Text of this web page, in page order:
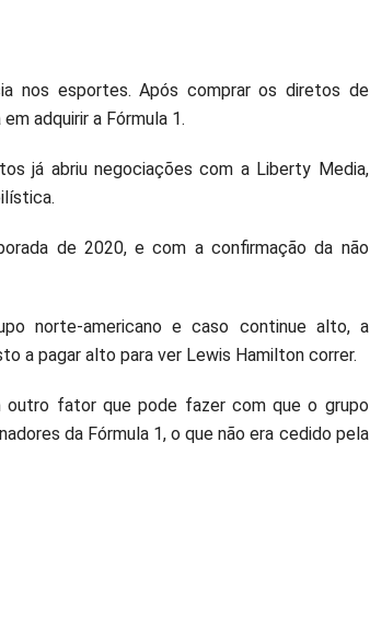
nos esportes. Após comprar os diretos de
adquirir a Fórmula 1.
já abriu negociações com a Liberty Media,
de 2020, e com a confirmação da não
norte-americano e caso continue alto, a
a pagar alto para ver Lewis Hamilton correr.
outro fator que pode fazer com que o grupo
da Fórmula 1, o que não era cedido pela